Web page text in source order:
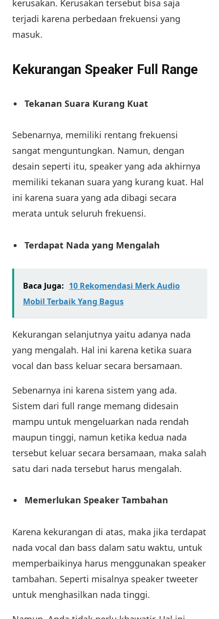
kerusakan. Kerusakan tersebut bisa saja
terjadi karena perbedaan frekuensi yang
masuk.
Kekurangan Speaker Full Range
Tekanan Suara Kurang Kuat
Sebenarnya, memiliki rentang frekuensi
sangat menguntungkan. Namun, dengan
desain seperti itu, speaker yang ada akhirnya
memiliki tekanan suara yang kurang kuat. Hal
ini karena suara yang ada dibagi secara
merata untuk seluruh frekuensi.
Terdapat Nada yang Mengalah
Baca Juga: 10 Rekomendasi Merk Audio
Mobil Terbaik Yang Bagus
Kekurangan selanjutnya yaitu adanya nada
yang mengalah. Hal ini karena ketika suara
vocal dan bass keluar secara bersamaan.
Sebenarnya ini karena sistem yang ada.
Sistem dari full range memang didesain
mampu untuk mengeluarkan nada rendah
maupun tinggi, namun ketika kedua nada
tersebut keluar secara bersamaan, maka salah
satu dari nada tersebut harus mengalah.
Memerlukan Speaker Tambahan
Karena kekurangan di atas, maka jika terdapat
nada vocal dan bass dalam satu waktu, untuk
memperbaikinya harus menggunakan speaker
tambahan. Seperti misalnya speaker tweeter
untuk menghasilkan nada tinggi.